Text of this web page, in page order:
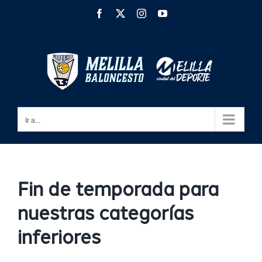
Facebook InstagramYouTube
Ir a...
Fin de temporada para
nuestras categorías
inferiores